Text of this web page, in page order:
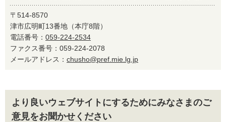
〒514-8570
津市広明町13番地（本庁8階）
電話番号： 059-224-2534
ファクス番号：059-224-2078
メールアドレス： chusho@pref.mie.lg.jp
より良いウェブサイトにするためにみなさまのご
意見をお聞かせください